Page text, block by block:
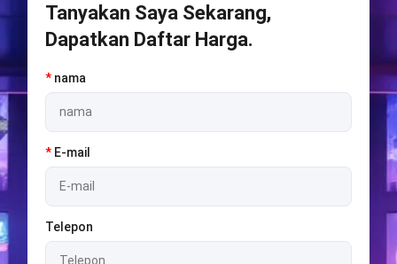
Tanyakan Saya Sekarang,
Dapatkan Daftar Harga.
* nama
* E-mail
Telepon